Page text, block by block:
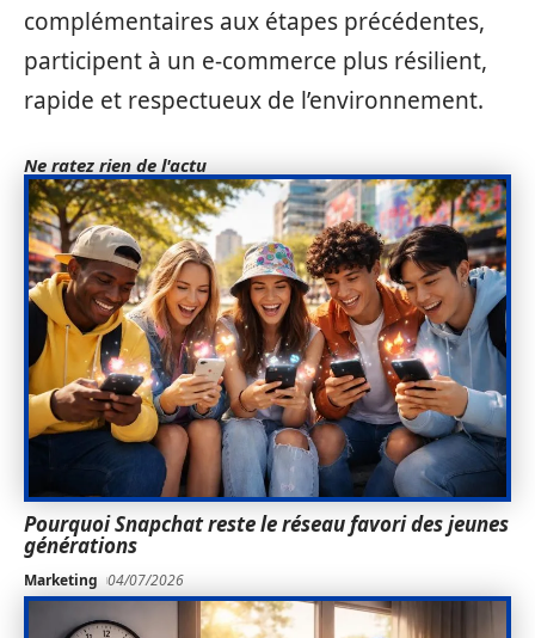
complémentaires aux étapes précédentes,
participent à un e-commerce plus résilient,
rapide et respectueux de l’environnement.
Ne ratez rien de l'actu
Pourquoi Snapchat reste le réseau favori des jeunes
générations
Marketing 04/07/2026